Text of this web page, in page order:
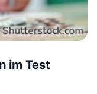
im Test